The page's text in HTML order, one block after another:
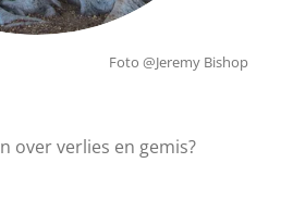
Foto @Jeremy Bishop
over verlies en gemis?